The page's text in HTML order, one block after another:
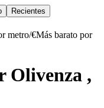
Recientes
metro/€Más barato por
Olivenza ,